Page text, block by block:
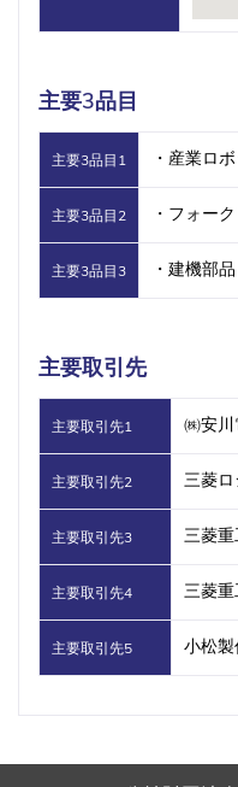
主要3品目
主要3品目1 ・産業ロ
主要3品目2 ・フォー
主要3品目3 ・建機部
主要取引先
主要取引先1 ㈱安
主要取引先2 三菱
主要取引先3 三菱
主要取引先4 三菱
主要取引先5 小松